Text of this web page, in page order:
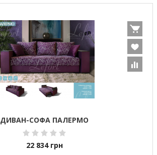
ДИВАН-СОФА ПАЛЕРМО
22 834 грн